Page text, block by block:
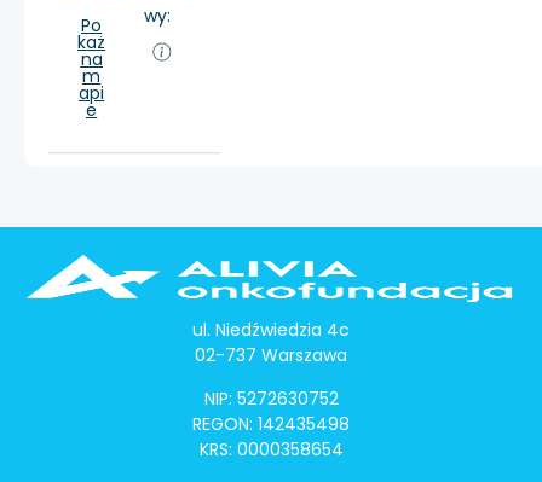
Po
każ
na
m
api
e
wy:
ul. Niedźwiedzia 4c
02-737 Warszawa
NIP: 5272630752
REGON: 142435498
KRS: 0000358654